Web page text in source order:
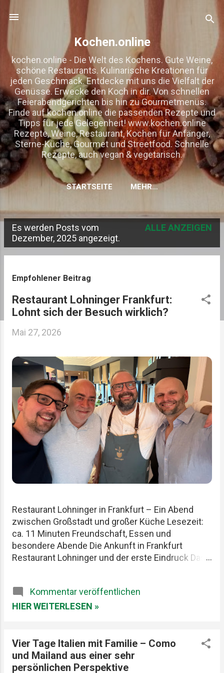
Direkt zum Hauptbereich
Kochen.online
kochen.online - Die Welt des Kochens. Gute Weine,
schöne Restaurants. Kulinarische Kreationen für
jeden Geschmack. Entdecke mit uns die Vielfalt der
Genüsse. Erwecke den Koch in dir. Von schnellen
Feierabendgerichten bis hin zu Gourmetmenüs.
Finde auf kochen.online die passenden Rezepte und
Tipps für jede Gelegenheit! www.kochen.online
Rezepte, Weine, Restaurant, Kochen für Anfänger,
Sterne-Küche, Gourmet und Streetfood. Schnelle
Rezepte, auch vegan & vegetarisch.
STARTSEITE MEHR…
P
o
Es werden Posts vom
Dezember, 2025 angezeigt.
ALLE ANZEIGEN
Empfohlener Beitrag
Restaurant Lohninger Frankfurt:
Lohnt sich der Besuch wirklich?
Mai 27, 2026
Restaurant Lohninger in Frankfurt – Ein Abend
zwischen Großstadt und großer Küche Lesezeit:
ca. 11 Minuten Freundschaft, Essen und
besondere Abende Die Ankunft in Frankfurt
Restaurant Lohninger und der erste Eindruck Das
deinen Besuch FAQ zum Restaurant Lohninger
Fazit Das Restaurant Lohninger in Frankfurt war an
Karlsruher Hauptbahnhof. Mit drei Männern, die
Essen ernst nehmen, aber sich selbst nicht zu
wichtig. Patrick, Felix und ich teilen seit Jahren
Kommentar veröffentlichen
HIER WEITERLESEN »
Vier Tage Italien mit Familie – Como
und Mailand aus einer sehr
persönlichen Perspektive